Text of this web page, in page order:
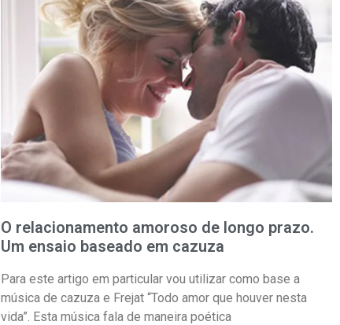
O relacionamento amoroso de longo prazo.
Um ensaio baseado em cazuza
Para este artigo em particular vou utilizar como base a
música de cazuza e Frejat “Todo amor que houver nesta
vida”. Esta música fala de maneira poética